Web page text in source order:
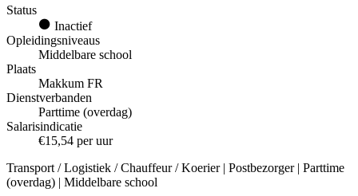
Status
Inactief
Opleidingsniveaus
Middelbare school
Plaats
Makkum FR
Dienstverbanden
Parttime (overdag)
Salarisindicatie
€15,54 per uur
Transport / Logistiek / Chauffeur / Koerier | Postbezorger | Parttime
(overdag) | Middelbare school